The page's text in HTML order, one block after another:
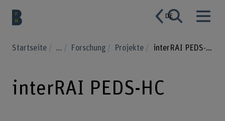
DE
Startseite ... Forschung Projekte interRAI PEDS-HC
interRAI PEDS-HC